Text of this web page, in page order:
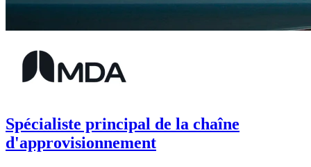
Spécialiste principal de la chaîne
d'approvisionnement